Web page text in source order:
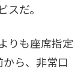
だ。
りも座席指定
ら、非常口